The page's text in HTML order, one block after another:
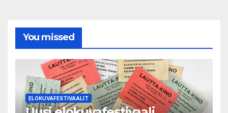
You missed
ELOKUVAFESTIVAALIT